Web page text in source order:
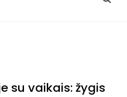
su vaikais: žygis